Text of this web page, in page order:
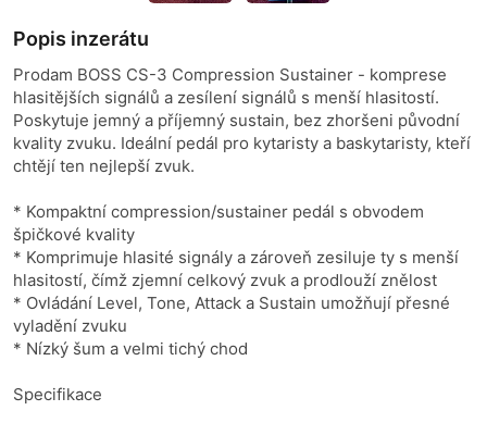
Popis inzerátu
Prodam BOSS CS-3 Compression Sustainer - komprese
hlasitějších signálů a zesílení signálů s menší hlasitostí.
Poskytuje jemný a příjemný sustain, bez zhoršeni původní
kvality zvuku. Ideální pedál pro kytaristy a baskytaristy, kteří
chtějí ten nejlepší zvuk.
* Kompaktní compression/sustainer pedál s obvodem
špičkové kvality
* Komprimuje hlasité signály a zároveň zesiluje ty s menší
hlasitostí, čímž zjemní celkový zvuk a prodlouží znělost
* Ovládání Level, Tone, Attack a Sustain umožňují přesné
vyladění zvuku
* Nízký šum a velmi tichý chod
Specifikace